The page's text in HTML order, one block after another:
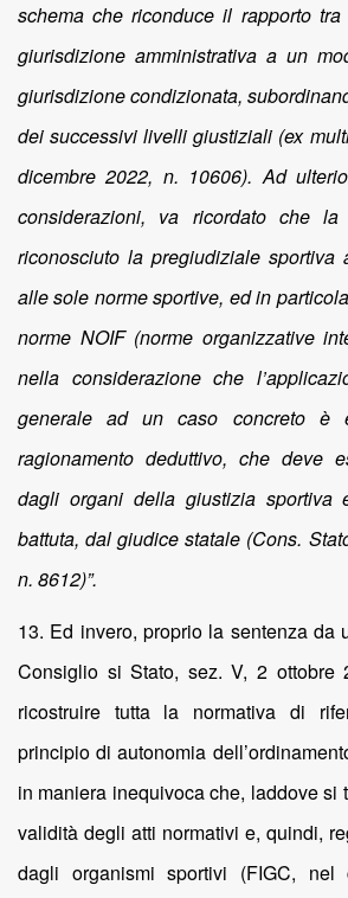
schema che riconduce il rapporto
giurisdizione amministrativa a un
giurisdizione condizionata,
dei successivi livelli giustiziali (ex
dicembre 2022, n. 10606). Ad
considerazioni, va ricordato che la
riconosciuto la pregiudiziale sportiva
alle sole norme sportive, ed in
norme NOIF (norme organizzative
nella considerazione che
generale ad un caso concreto è
ragionamento deduttivo, che deve
dagli organi della giustizia sportiva
battuta, dal giudice statale (Cons.
n. 8612)”.
13. Ed invero, proprio la sentenza da
Consiglio si Stato, sez. V, 2 ottobre
ricostruire tutta la normativa di
principio di autonomia
in maniera inequivoca che, laddove si
validità degli atti normativi e, quindi,
dagli organismi sportivi (FIGC,